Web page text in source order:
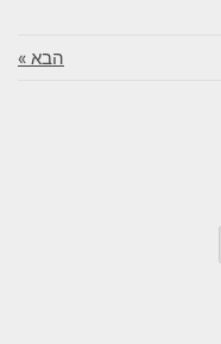
הבא »